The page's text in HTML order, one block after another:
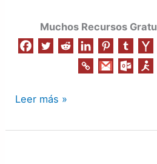
Muchos Recursos
Leer más »